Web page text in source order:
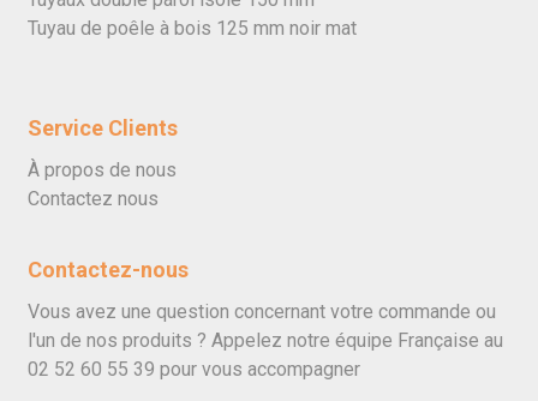
Tuyau de poêle à bois 125 mm noir mat
Service Clients
À propos de nous
Contactez nous
Contactez-nous
Vous avez une question concernant votre commande ou
l'un de nos produits ? Appelez notre équipe Française au
02 52 60 55 39 pour vous accompagner